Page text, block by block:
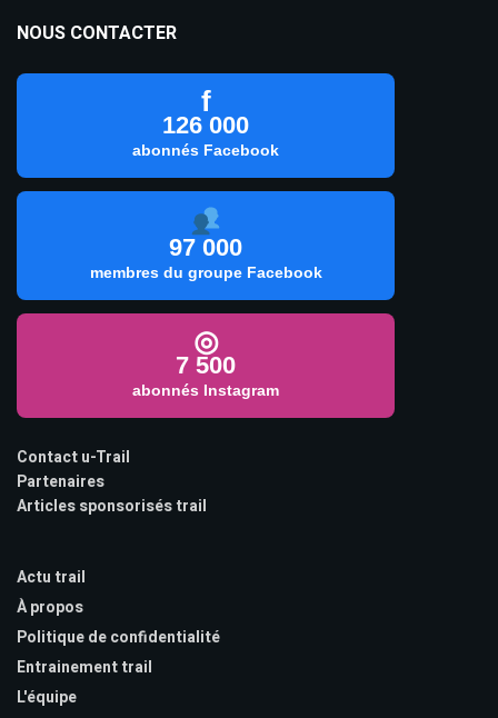
NOUS CONTACTER
f
126 000
abonnés Facebook
97 000
membres du groupe Facebook
◎
7 500
abonnés Instagram
Contact u-Trail
Partenaires
Articles sponsorisés trail
Actu trail
À propos
Politique de confidentialité
Entrainement trail
L'équipe